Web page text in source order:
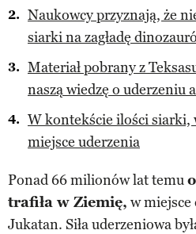
Naukowcy przyznają, że
siarki na zagładę
Materiał pobrany z
naszą wiedzę o uderzeniu
W kontekście ilości siarki,
miejsce uderzenia
Ponad 66 milionów lat temu
trafiła w Ziemię, w miejsce
Jukatan. Siła uderzeniowa